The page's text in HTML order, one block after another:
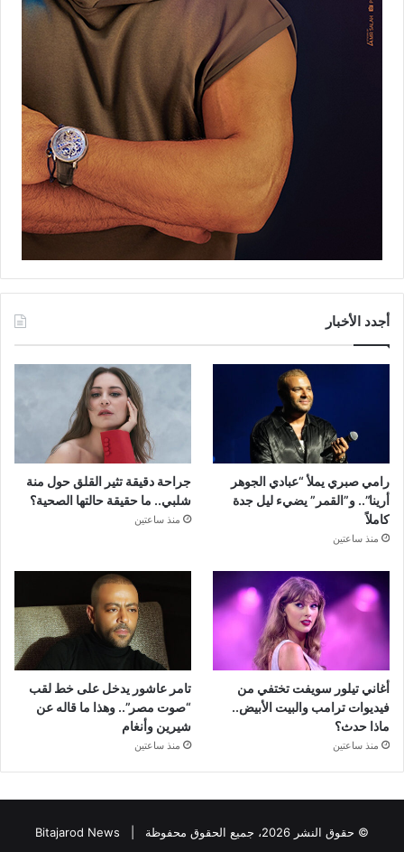
أجدد الأخبار
رامي صبري يملأ “عبادي الجوهر
أرينا”.. و”القمر” يضيء ليل جدة
كاملاً
منذ ساعتين
جراحة دقيقة تثير القلق حول منة
شلبي.. ما حقيقة حالتها الصحية؟
منذ ساعتين
أغاني تيلور سويفت تختفي من
فيديوات ترامب والبيت الأبيض..
ماذا حدث؟
منذ ساعتين
تامر عاشور يدخل على خط لقب
“صوت مصر”.. وهذا ما قاله عن
شيرين وأنغام
منذ ساعتين
© حقوق النشر 2026، جميع الحقوق محفوظة | Bitajarod News